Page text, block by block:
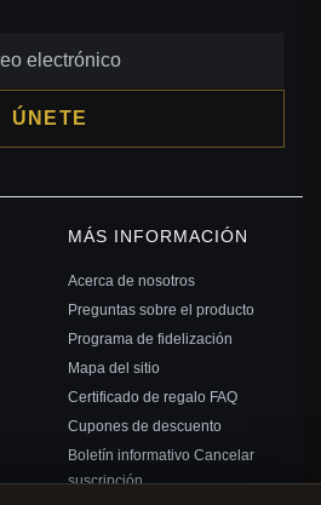
ÚNETE
MÁS INFORMACIÓN
Acerca de nosotros
Preguntas sobre el producto
Programa de fidelización
Mapa del sitio
Certificado de regalo FAQ
Cupones de descuento
Boletín informativo Cancelar
suscripción